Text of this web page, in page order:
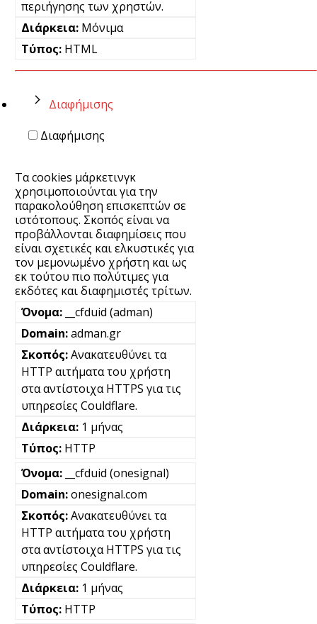
περιήγησης των χρηστών.
Μόνιμα
HTML
Διαφήμισης
Διαφήμισης
Τα cookies μάρκετινγκ
χρησιμοποιούνται για την
παρακολούθηση επισκεπτών σε
ιστότοπους. Σκοπός είναι να
προβάλλονται διαφημίσεις που
είναι σχετικές και ελκυστικές για
τον μεμονωμένο χρήστη και ως
εκ τούτου πιο πολύτιμες για
εκδότες και διαφημιστές τρίτων.
__cfduid (adman)
adman.gr
Ανακατευθύνει τα
HTTP αιτήματα του χρήστη
στα αντίστοιχα HTTPS για τις
υπηρεσίες Couldflare.
1 μήνας
HTTP
__cfduid (onesignal)
onesignal.com
Ανακατευθύνει τα
HTTP αιτήματα του χρήστη
στα αντίστοιχα HTTPS για τις
υπηρεσίες Couldflare.
1 μήνας
HTTP